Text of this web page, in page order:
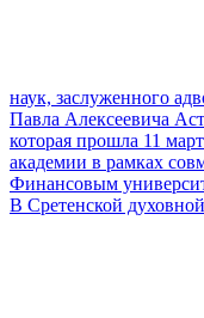
наук, заслуженного
Павла Алексеевича
которая прошла 11
академии в рамках
Финансовым
В Сретенской